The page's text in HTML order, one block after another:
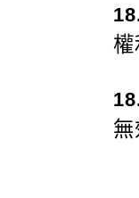
權
無